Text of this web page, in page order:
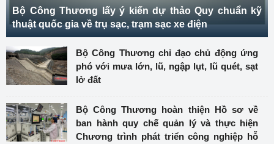
Bộ Công Thương lấy ý kiến dự thảo Quy chuẩn kỹ
thuật quốc gia về trụ sạc, trạm sạc xe điện
Bộ Công Thương chỉ đạo chủ động ứng
phó với mưa lớn, lũ, ngập lụt, lũ quét, sạt
lở đất
Bộ Công Thương hoàn thiện Hồ sơ về
ban hành quy chế quản lý và thực hiện
Chương trình phát triển công nghiệp hỗ